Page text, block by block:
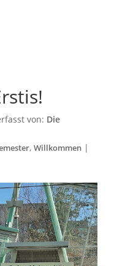
von: Die
, Willkommen|